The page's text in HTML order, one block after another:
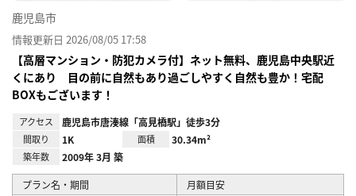
鹿児島市
情報更新日 2026/08/05 17:58
【高層マンション・防犯カメラ付】ネット無料、鹿児島中央駅近
くにあり 目の前に自然もあり過ごしやすく自然も豊か！宅配
BOXもございます！
アクセス 鹿児島市唐湊線「高見橋駅」徒歩3分
間取り 1K 面積 30.34m²
築年数 2009年 3月 築
プラン名・期間 月額目安